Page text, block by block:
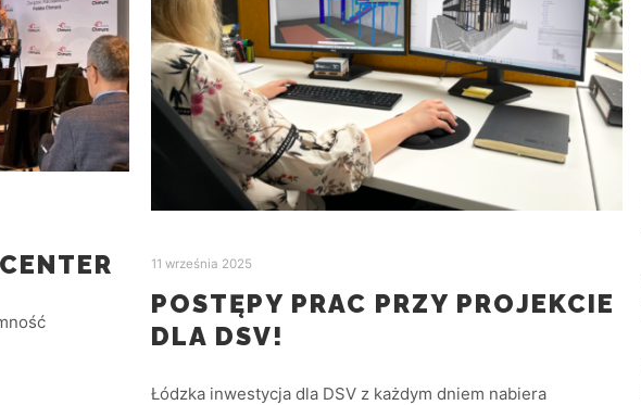
11 września 2025
POSTĘPY PRAC PRZY PROJEKCIE
DLA DSV!
Łódzka inwestycja dla DSV z każdym dniem nabiera